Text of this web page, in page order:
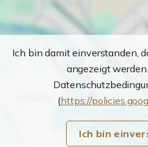
Ich bin damit einverstanden,
angezeigt
(https://
Ich bin